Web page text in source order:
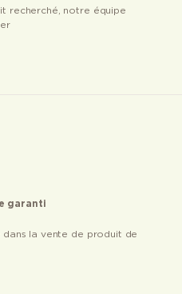
recherché, notre équipe
garanti
dans la vente de produit de